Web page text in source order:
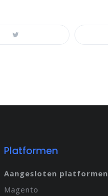
Platformen
Aangesloten platformen
Magento